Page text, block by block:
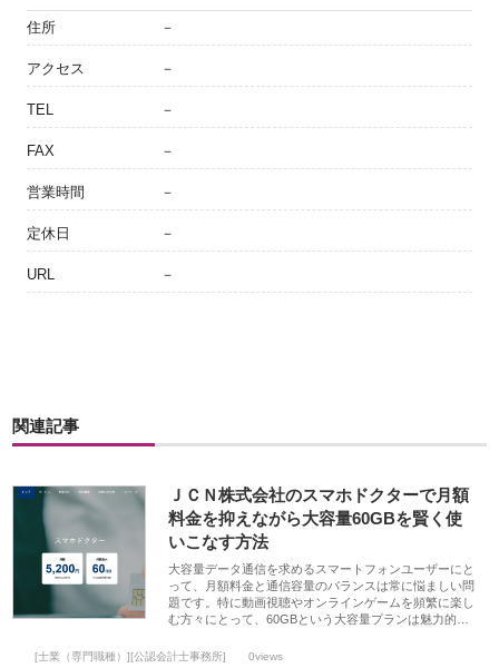
住所 －
アクセス －
TEL －
FAX －
営業時間 －
定休日 －
URL －
関連記事
ＪＣＮ株式会社のスマホドクターで月額
料金を抑えながら大容量60GBを賢く使
いこなす方法
大容量データ通信を求めるスマートフォンユーザーにと
って、月額料金と通信容量のバランスは常に悩ましい問
題です。特に動画視聴やオンラインゲームを頻繁に楽し
む方々にとって、60GBという大容量プランは魅力的…
[士業（専門職種）][公認会計士事務所] 0views